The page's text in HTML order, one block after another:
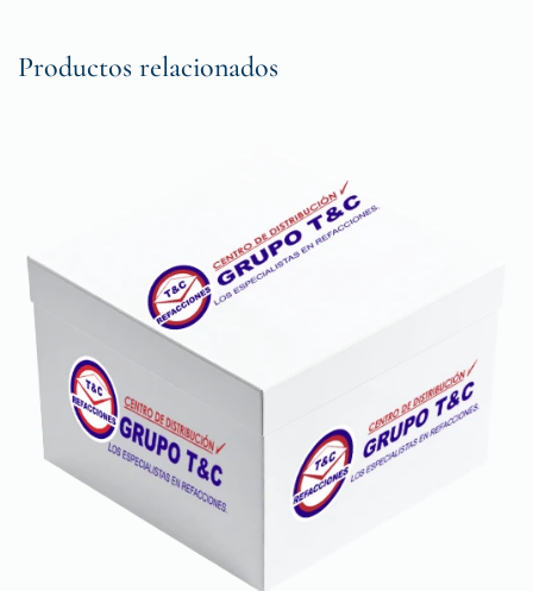
Productos relacionados